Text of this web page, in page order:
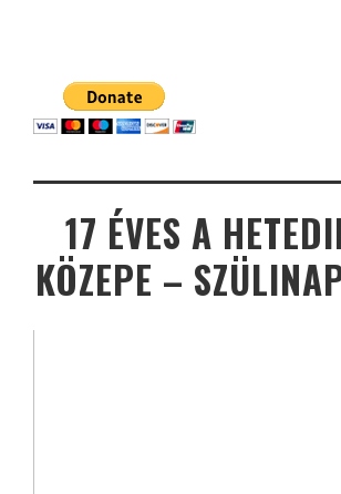
17 ÉVES A
KÖZEPE –